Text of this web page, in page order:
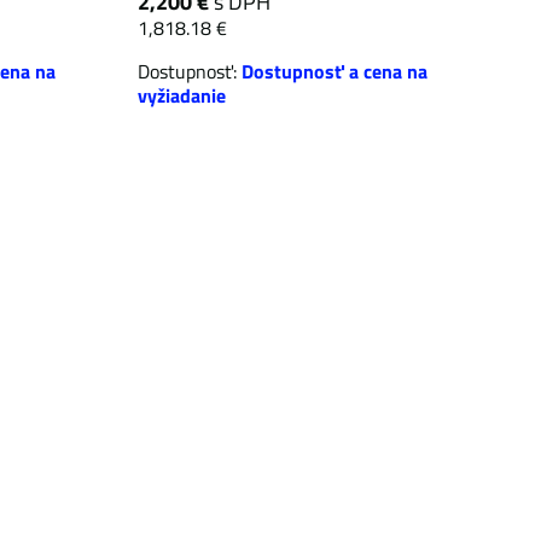
na
1,818.18 €
Dostupnosť: Dostupnosť a cena na
vyžiadanie